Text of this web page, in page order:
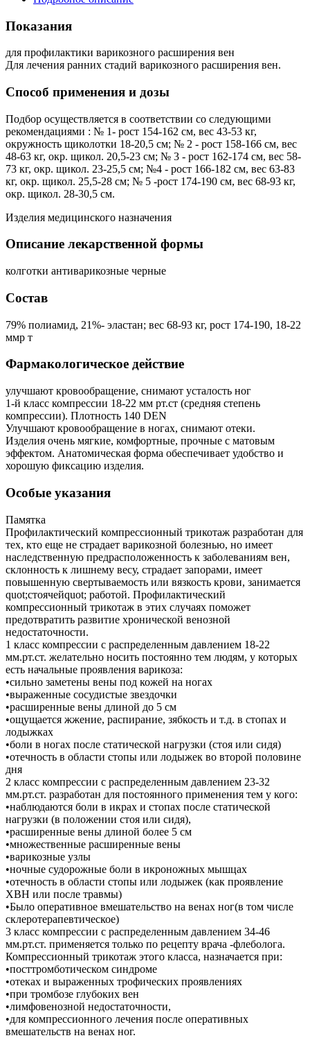
Показания
для профилактики варикозного расширения вен
Для лечения ранних стадий варикозного расширения вен.
Способ применения и дозы
Подбор осуществляется в соответствии со следующими
рекомендациями : № 1- рост 154-162 см, вес 43-53 кг,
окружность щиколотки 18-20,5 см; № 2 - рост 158-166 см, вес
48-63 кг, окр. щикол. 20,5-23 см; № 3 - рост 162-174 см, вес 58-
73 кг, окр. щикол. 23-25,5 см; №4 - рост 166-182 см, вес 63-83
кг, окр. щикол. 25,5-28 см; № 5 -рост 174-190 см, вес 68-93 кг,
окр. щикол. 28-30,5 см.
Изделия медицинского назначения
Описание лекарственной формы
колготки антиварикозные черные
Состав
79% полиамид, 21%- эластан; вес 68-93 кг, рост 174-190, 18-22
ммр т
Фармакологическое действие
улучшают кровообращение, снимают усталость ног
1-й класс компрессии 18-22 мм рт.ст (средняя степень
компрессии). Плотность 140 DEN
Улучшают кровообращение в ногах, снимают отеки.
Изделия очень мягкие, комфортные, прочные с матовым
эффектом. Анатомическая форма обеспечивает удобство и
хорошую фиксацию изделия.
Особые указания
Памятка
Профилактический компрессионный трикотаж разработан для
тех, кто еще не страдает варикозной болезнью, но имеет
наследственную предрасположенность к заболеваниям вен,
склонность к лишнему весу, страдает запорами, имеет
повышенную свертываемость или вязкость крови, занимается
quot;стоячейquot; работой. Профилактический
компрессионный трикотаж в этих случаях поможет
предотвратить развитие хронической венозной
недостаточности.
1 класс компрессии c распределенным давлением 18-22
мм.рт.ст. желательно носить постоянно тем людям, у которых
есть начальные проявления варикоза:
•сильно заметены вены под кожей на ногах
•выраженные сосудистые звездочки
•расширенные вены длиной до 5 см
•ощущается жжение, распирание, зябкость и т.д. в стопах и
лодыжках
•боли в ногах после статической нагрузки (стоя или сидя)
•отечность в области стопы или лодыжек во второй половине
дня
2 класс компрессии c распределенным давлением 23-32
мм.рт.ст. разработан для постоянного применения тем у кого:
•наблюдаются боли в икрах и стопах после статической
нагрузки (в положении стоя или сидя),
•расширенные вены длиной более 5 см
•множественные расширенные вены
•варикозные узлы
•ночные судорожные боли в икроножных мышцах
•отечность в области стопы или лодыжек (как проявление
ХВН или после травмы)
•Было оперативное вмешательство на венах ног(в том числе
склеротерапевтическое)
3 класс компрессии c распределенным давлением 34-46
мм.рт.ст. применяется только по рецепту врача -флеболога.
Компрессионный трикотаж этого класса, назначается при:
•посттромботическом синдроме
•отеках и выраженных трофических проявлениях
•при тромбозе глубоких вен
•лимфовенозной недостаточности,
•для компрессионного лечения после оперативных
вмешательств на венах ног.